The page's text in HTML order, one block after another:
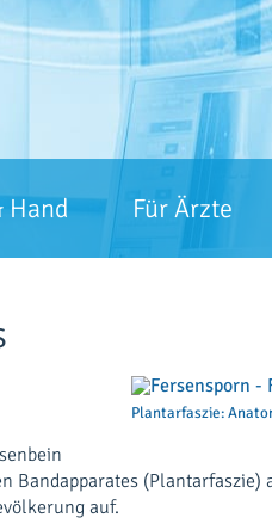
Hand Für Ärzte
Plantarfaszie:
(Plantarfaszie)
auf.